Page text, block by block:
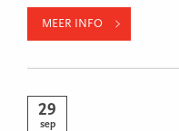
MEER INFO
29
sep